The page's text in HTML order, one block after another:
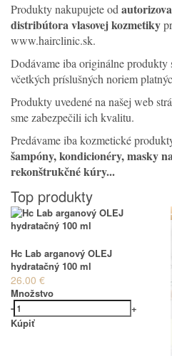
Produkty nakupujete od
distribútora vlasovej kozmetiky
www.hairclinic.sk.
Dodávame iba originálne produkty
včetkých príslušných noriem
Produkty uvedené na našej web
sme zabezpečili ich kvalitu.
Predávame iba kozmetické
šampóny, kondicionéry, masky
rekonštrukčné kúry...
Top produkty
Hc Lab arganový OLEJ
hydratačný 100 ml
26.00 €
Množstvo
-
+
Kúpiť